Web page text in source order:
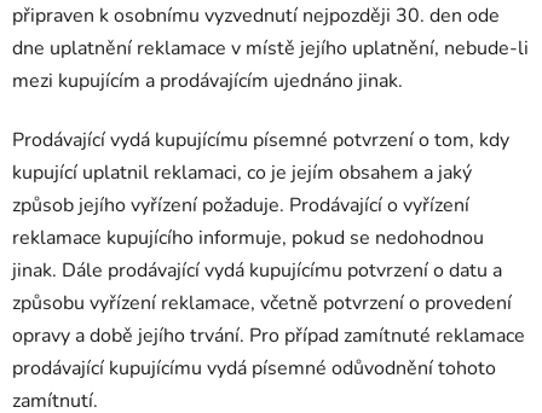
připraven k osobnímu vyzvednutí nejpozději 30. den ode
dne uplatnění reklamace v místě jejího uplatnění, nebude-li
mezi kupujícím a prodávajícím ujednáno jinak.
Prodávající vydá kupujícímu písemné potvrzení o tom, kdy
kupující uplatnil reklamaci, co je jejím obsahem a jaký
způsob jejího vyřízení požaduje. Prodávající o vyřízení
reklamace kupujícího informuje, pokud se nedohodnou
jinak. Dále prodávající vydá kupujícímu potvrzení o datu a
způsobu vyřízení reklamace, včetně potvrzení o provedení
opravy a době jejího trvání. Pro případ zamítnuté reklamace
prodávající kupujícímu vydá písemné odůvodnění tohoto
zamítnutí.